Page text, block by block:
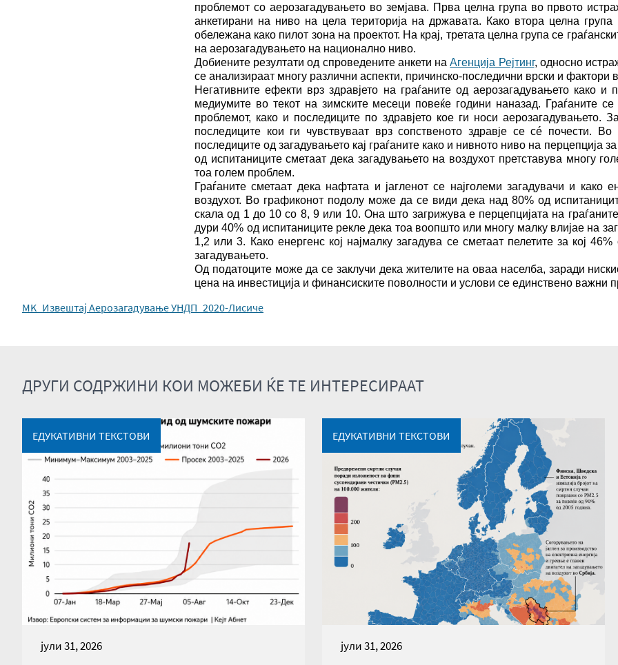
проблемот со аерозагадувањето во земјава. Прва целна група во првото
анкетирани на ниво на цела територија на државата. Како втора целна
обележана како пилот зона на проектот. На крај, третата целна група се
на аерозагадувањето на национално ниво.
Добиените резултати од спроведените анкети наАгенција Рејтинг, односно
се анализираат многу различни аспекти, причинско-последични врски и
Негативните ефекти врз здравјето на граѓаните од аерозагадувањето како
медиумите во текот на зимските месеци повеќе години наназад. Граѓаните
проблемот, како и последиците по здравјето кое ги носи аерозагадувањето.
последиците кои ги чувствуваат врз сопственото здравје се сé почести.
последиците од загадувањето кај граѓаните како и нивното ниво на перцепција
од испитаниците сметаат дека загадувањето на воздухот претставува многу
тоа голем проблем.
Граѓаните сметаат дека нафтата и јагленот се најголеми загадувачи и како
воздухот. Во графиконот подолу може да се види дека над 80% од
скала од 1 до 10 со 8, 9 или 10. Она што загрижува е перцепцијата на
дури 40% од испитаниците рекле дека тоа воопшто или многу малку влијае на
1,2 или 3. Како енергенс кој најмалку загадува се сметаат пелетите за кој
загадувањето.
Од податоците може да се заклучи дека жителите на оваа населба, заради
цена на инвестиција и финансиските поволности и услови се единствено важни
MK_Извештај Аерозагадување УНДП_2020-Лисиче
ДРУГИ СОДРЖИНИ КОИ МОЖЕБИ ЌЕ ТЕ ИНТЕРЕСИРААТ
ЕДУКАТИВНИ ТЕКСТОВИ
јули 31, 2026
ЕДУКАТИВНИ ТЕКСТОВИ
јули 31, 2026